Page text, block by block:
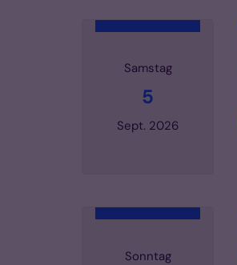
Samstag
5
Sept. 2026
Sonntag